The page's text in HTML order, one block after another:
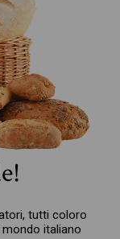
tutti coloro
italiano